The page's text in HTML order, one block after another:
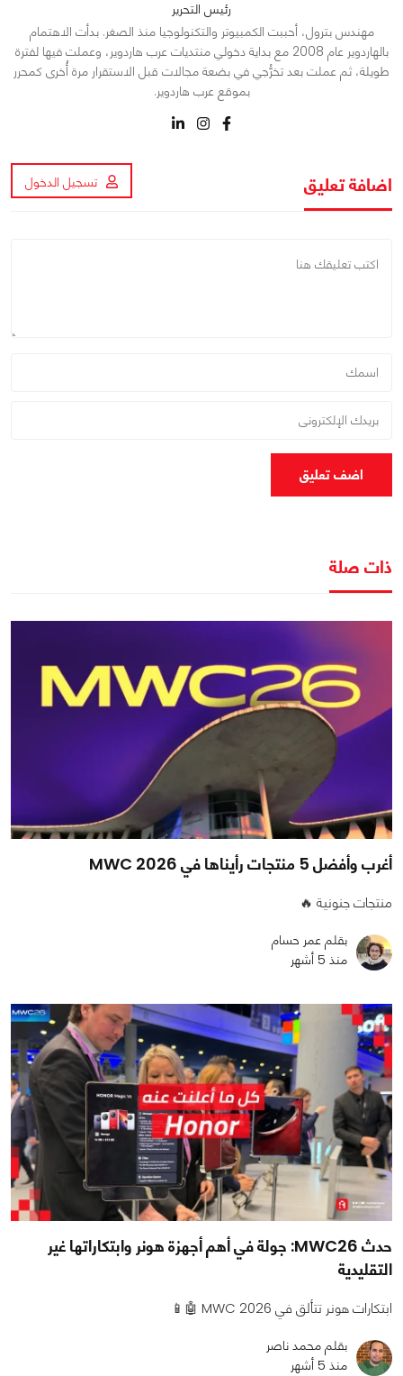
رئيس التحرير
مهندس بترول، أحببت الكمبيوتر والتكنولوجيا منذ الصغر. بدأت الاهتمام
بالهاردوير عام 2008 مع بداية دخولي منتديات عرب هاردوير، وعملت فيها لفترة
طويلة، ثم عملت بعد تخرُّجي في بضعة مجالات قبل الاستقرار مرة أُخرى كمحرر
بموقع عرب هاردوير.
اضافة تعليق تسجيل الدخول
اضف تعليق
ذات صلة
أغرب وأفضل 5 منتجات رأيناها في MWC 2026
منتجات جنونية 🔥
بقلم عمر حسام
منذ 5 أشهر
حدث MWC26: جولة في أهم أجهزة هونر وابتكاراتها غير
التقليدية
ابتكارات هونر تتألق في MWC 2026 🤖📱
بقلم محمد ناصر
منذ 5 أشهر